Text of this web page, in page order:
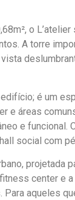
o
A torre
é um
áreas
e
social com
center e
aqueles